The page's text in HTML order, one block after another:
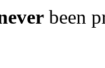
been